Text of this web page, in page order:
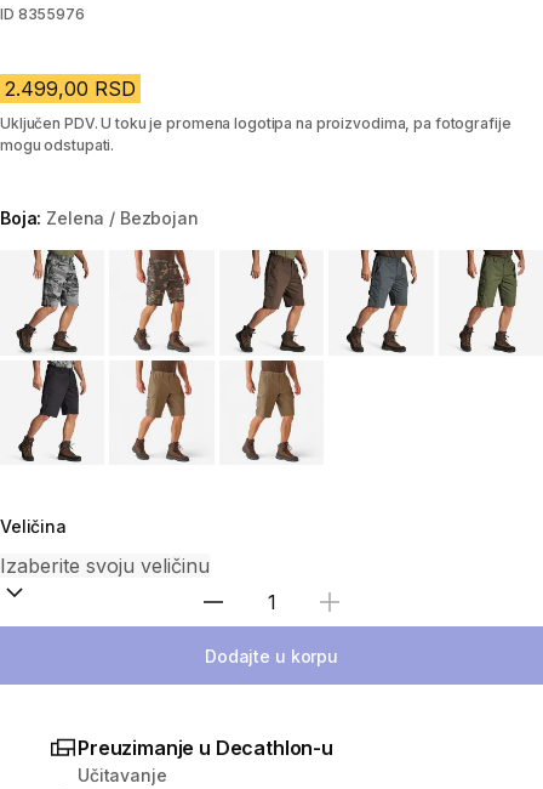
ID 8355976
2.499,00 RSD
Uključen PDV. U toku je promena logotipa na proizvodima, pa fotografije
mogu odstupati.
Boja: Zelena / Bezbojan
Choose a variant
Veličina
Izaberi količinu
Dodajte u korpu
Preuzimanje u Decathlon-u
Učitavanje